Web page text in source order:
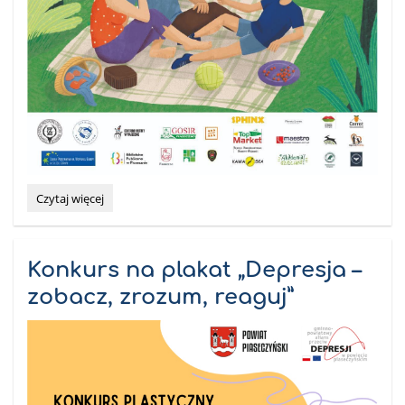
Rodzinny
HUBERTOWSKI:
Czytaj więcej
Konkurs na plakat „Depresja –
zobacz, zrozum, reaguj”